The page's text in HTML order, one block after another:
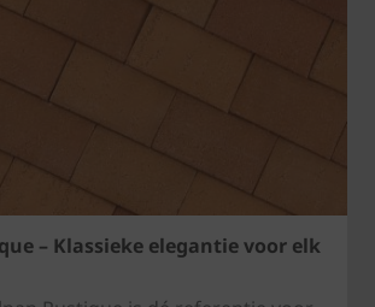
– Klassieke elegantie voor elk